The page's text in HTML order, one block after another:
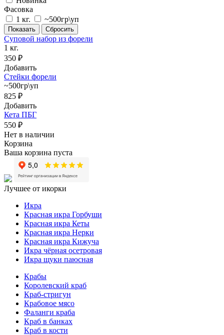
Фасовка
1 кг.
~500гр\уп
Суповой набор из форели
1 кг.
350 ₽
Добавить
Стейки форели
~500гр\уп
825 ₽
Добавить
Кета ПБГ
550 ₽
Нет в наличии
Корзина
Ваша корзина пуста
Лучшее от икорки
Икра
Красная икра Горбуши
Красная икра Кеты
Красная икра Нерки
Красная икра Кижуча
Икра чёрная осетровая
Икра щуки паюсная
Крабы
Королевский краб
Краб-стригун
Крабовое мясо
Фаланги краба
Краб в банках
Краб в кости